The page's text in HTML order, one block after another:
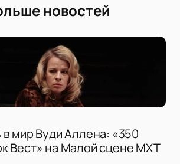
новостей
в мир Вуди Аллена: «350
Вест» на Малой сцене МХТ